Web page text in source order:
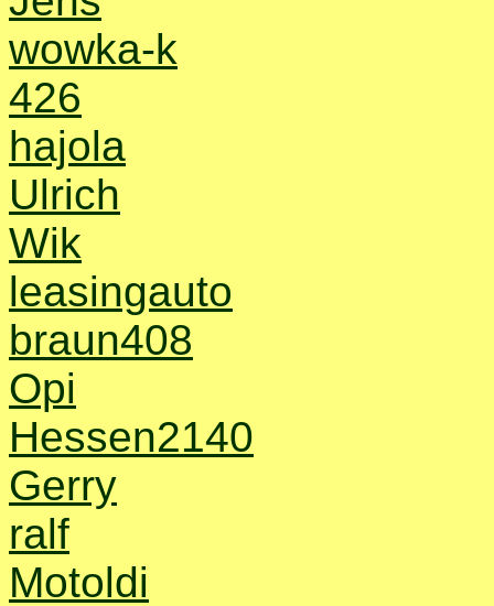
wowka-k
426
hajola
Ulrich
Wik
leasingauto
braun408
Opi
Hessen2140
Gerry
ralf
Motoldi